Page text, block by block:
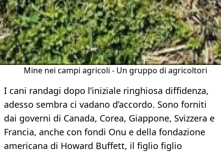
Mine nei campi agricoli - Un gruppo di agricoltori
I cani randagi dopo l’iniziale ringhiosa diffidenza,
adesso sembra ci vadano d’accordo. Sono forniti
dai governi di Canada, Corea, Giappone, Svizzera e
Francia, anche con fondi Onu e della fondazione
americana di Howard Buffett, il figlio figlio